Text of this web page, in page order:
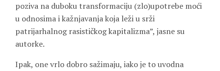
poziva na duboku transformaciju (zlo)upotrebe moći
u odnosima i kažnjavanja koja leži u srži
patrijarhalnog rasističkog kapitalizma”, jasne su
autorke.
Ipak, one vrlo dobro sažimaju, iako je to uvodna